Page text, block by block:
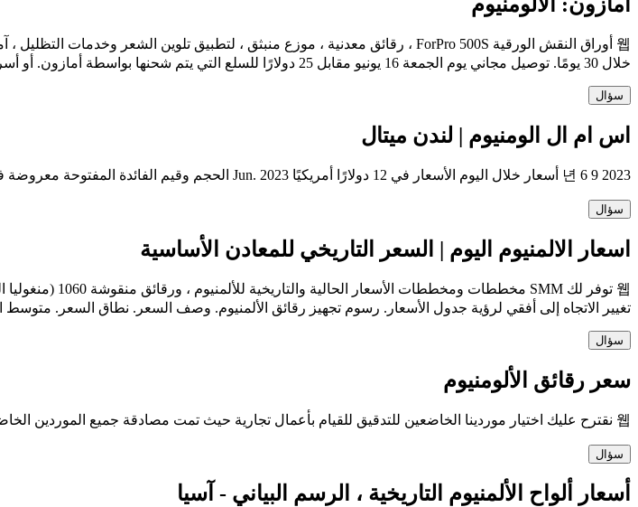
خلال 30 يومًا. توصيل مجاني يوم الجمعة 16 يونيو مقابل 25 دولارًا للسلع التي يتم شحنها بواسطة أمازون. أو أسرع تسليم يوم الأربعاء 14 يونيو
سؤال
اس ام ال الومنيوم | لندن ميتال
2023 년 6 9 أسعار خلال اليوم الأسعار في 12 دولارًا أمريكيًا Jun. 2023 الحجم وقيم الفائدة المفتوحة معروضة في لوتات 12 يونيو. يناير 2023 ، واجه أعضاء LME مشكلات تتعلق بتقارير دقيقة عن وظائف معينة
سؤال
اسعار الالمنيوم اليوم | السعر التاريخي للمعادن الأساسية
تغيير الاتجاه إلى أفقي لرؤية جدول الأسعار. رسوم تجهيز رقائق الألمنيوم. وصف السعر. نطاق السعر. متوسط
سؤال
سعر رقائق الألومنيوم
웹 نقترح عليك اختيار موردينا الخاضعين للتدقيق للقيام بأعمال تجارية حيث تمت مصادقة جميع الموردين الخاضعين للتدقيق من خلال عمليات التفتيش والتحقق والاختبار الرائدة
سؤال
أسعار ألواح الألمنيوم التاريخية ، الرسم البياني - آسيا